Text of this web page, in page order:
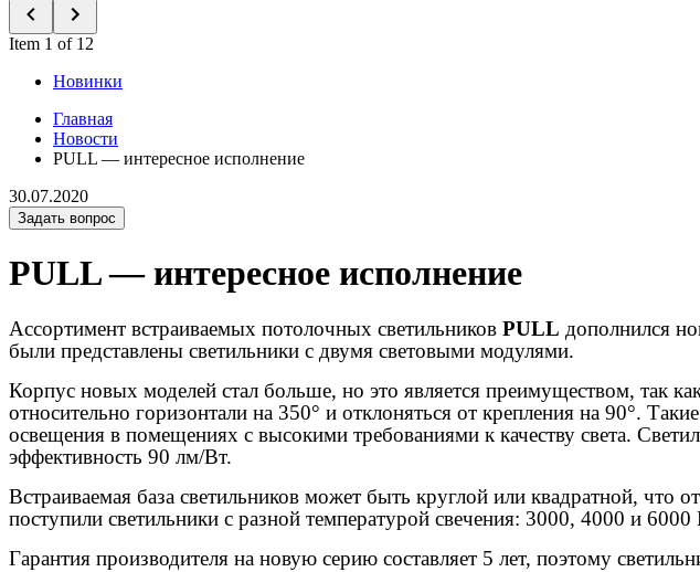
Item 1 of 12
Новинки
Главная
Новости
PULL — интересное исполнение
30.07.2020
Задать вопрос
PULL — интересное исполнение
Ассортимент встраиваемых потолочных светильников PULL дополнился
были представлены светильники с двумя световыми модулями.
Корпус новых моделей стал больше, но это является преимуществом, так
относительно горизонтали на 350° и отклоняться от крепления на 90°.
освещения в помещениях с высокими требованиями к качеству света.
эффективность 90 лм/Вт.
Встраиваемая база светильников может быть круглой или квадратной,
поступили светильники с разной температурой свечения: 3000, 4000 и 6000
Гарантия производителя на новую серию составляет 5 лет, поэтому